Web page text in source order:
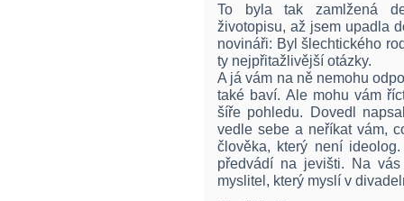
To byla tak zamlžená
životopisu, až jsem upadla
novináři: Byl šlechtického
ty nejpřitažlivější otázky.
A já vám na ně nemohu
také baví. Ale mohu vám
šíře pohledu. Dovedl
vedle sebe a neříkat vám,
člověka, který není
předvádí na jevišti. Na
myslitel, který myslí v